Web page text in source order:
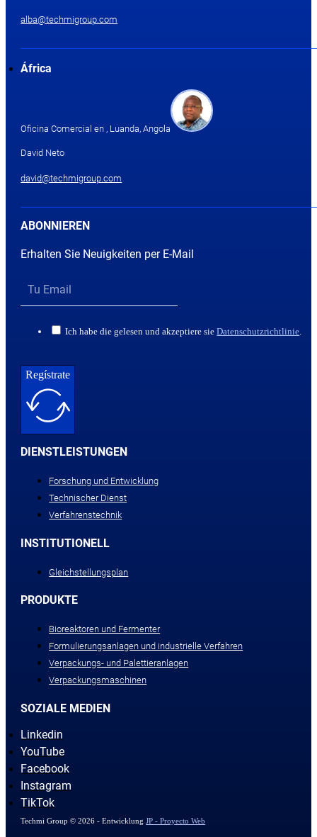
alba@techmigroup.com
África
Oficina Comercial en , Luanda, Angola
David Neto
david@techmigroup.com
ABONNIEREN
Erhalten Sie Neuigkeiten per E-Mail
Ich habe die gelesen und akzeptiere sieDatenschutzrichtlinie.
Regístrate
DIENSTLEISTUNGEN
Forschung und Entwicklung
Technischer Dienst
Verfahrenstechnik
INSTITUTIONELL
Gleichstellungsplan
PRODUKTE
Bioreaktoren und Fermenter
Formulierungsanlagen und industrielle Verfahren
Verpackungs- und Palettieranlagen
Verpackungsmaschinen
SOZIALE MEDIEN
Linkedin
YouTube
Facebook
Instagram
TikTok
Techmi Group © 2026 - EntwicklungJP - Proyecto Web